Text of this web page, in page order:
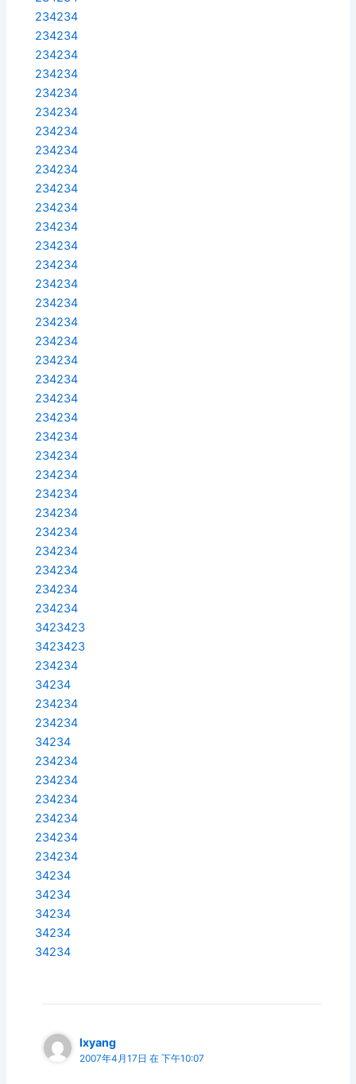
234234
234234
234234
234234
234234
234234
234234
234234
234234
234234
234234
234234
234234
234234
234234
234234
234234
234234
234234
234234
234234
234234
234234
234234
234234
234234
234234
234234
234234
234234
234234
234234
3423423
3423423
234234
34234
234234
234234
34234
234234
234234
234234
234234
234234
234234
34234
34234
34234
34234
34234
lxyang
2007年4月17日 在 下午10:07